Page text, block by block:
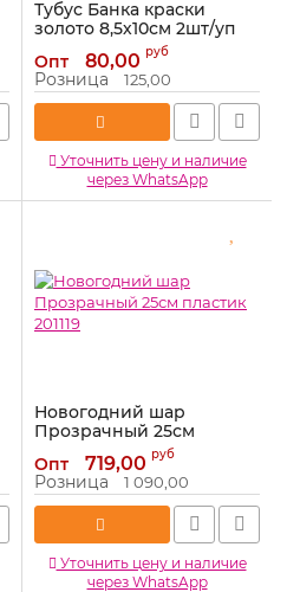
Тубус Банка краски
золото 8,5х10см 2шт/уп
2489672-1-РАСПРОДАЖА
Артикул: 2489672-1-
РАСПРОДАЖА
Опт 80,00 руб
Розница 125,00
Уточнить цену и наличие
через WhatsApp
Новогодний шар
Прозрачный 25см
пластик 201119
Артикул: 201119
Опт 719,00 руб
Розница 1 090,00
Уточнить цену и наличие
через WhatsApp